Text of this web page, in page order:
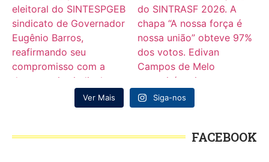
Ver Mais Siga-nos
FACEBOOK